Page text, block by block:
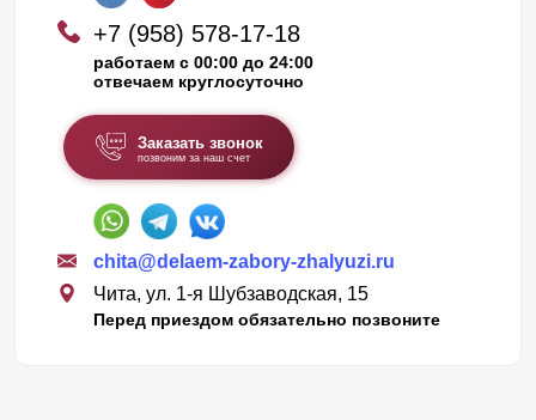
+7 (958) 578-17-18
работаем с 00:00 до 24:00
отвечаем круглосуточно
Заказать звонок
позвоним за наш счет
chita@delaem-zabory-zhalyuzi.ru
Чита, ул. 1-я Шубзаводская, 15
Перед приездом обязательно позвоните